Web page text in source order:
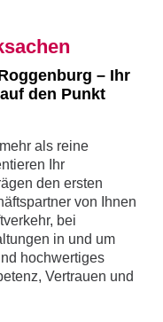
– Ihr
den Punkt
als reine
Ihr
den ersten
von Ihnen
bei
in und um
hochwertiges
Vertrauen und